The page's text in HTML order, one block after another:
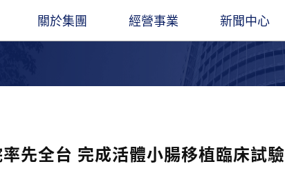
關於集團
經營團隊
企業總覽​
大事紀要
經營事業
電信科技
觀光旅館
水泥建材
基地涵蓋亞
新聞中心
最新消息
線上刊物
東人月刊
遠東ESG
價值與創新能力
先全台 完成活體小腸移植臨床試驗